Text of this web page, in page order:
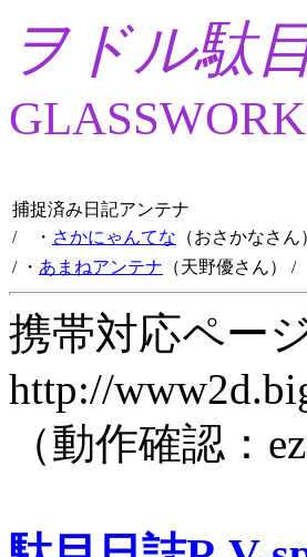
ヲドル駄
捕捉済み日記アンテナ
/ ・ さかにゃんてな （おさかなさん
/ ・ あまねアンテナ （天野優さん） /
携帯対応ペー
http://
（動作確認：